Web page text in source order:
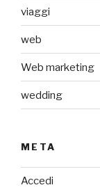
viaggi
web
Web marketing
wedding
META
Accedi